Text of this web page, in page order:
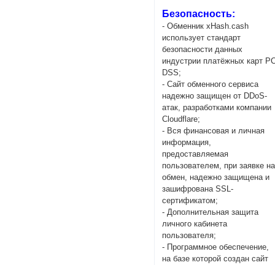
Безопасность:
- Обменник xHash.cash
использует стандарт
безопасности данных
индустрии платёжных карт
DSS;
- Сайт обменного сервиса
надежно защищен от DDoS-
атак, разработками компании
Cloudflare;
- Вся финансовая и личная
информация,
предоставляемая
пользователем, при заявке на
обмен, надежно защищена и
зашифрована SSL-
сертификатом;
- Дополнительная защита
личного кабинета
пользователя;
- Программное обеспечение,
на базе которой создан сайт